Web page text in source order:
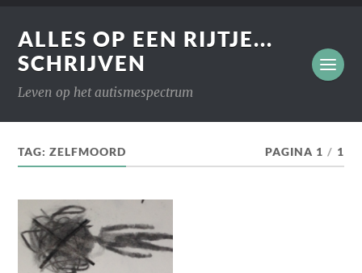
ALLES OP EEN RIJTJE...
SCHRIJVEN
Leven op het autismespectrum
TAG:ZELFMOORD PAGINA 1 / 1